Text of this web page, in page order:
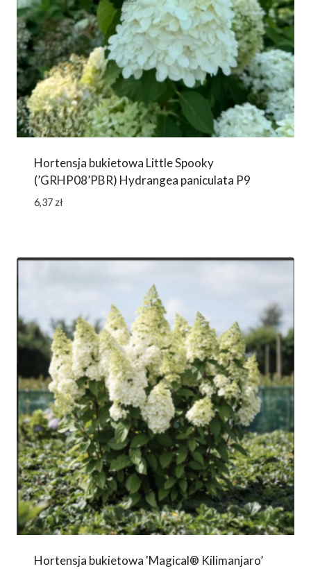
Hortensja bukietowa Little Spooky
(’GRHP08’PBR) Hydrangea paniculata P9
6,37 zł
Hortensja bukietowa 'Magical® Kilimanjaro’